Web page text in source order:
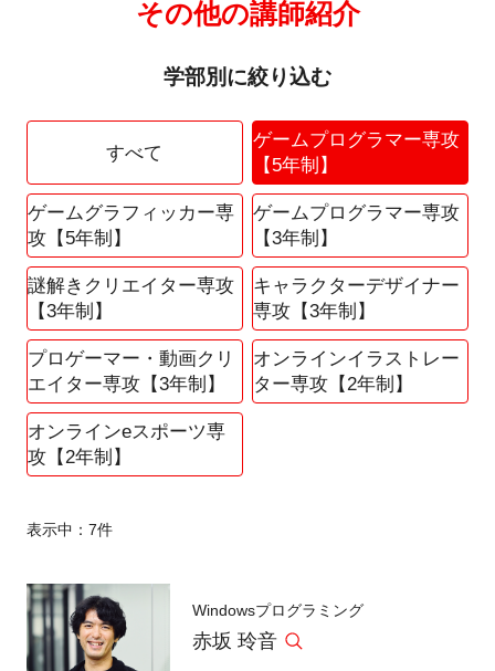
その他の講師紹介
学部別に絞り込む
すべて
ゲームプログラマー専攻
【5年制】
ゲームグラフィッカー専
攻【5年制】
ゲームプログラマー専攻
【3年制】
謎解きクリエイター専攻
【3年制】
キャラクターデザイナー
専攻【3年制】
プロゲーマー・動画クリ
エイター専攻【3年制】
オンラインイラストレー
ター専攻【2年制】
オンラインeスポーツ専
攻【2年制】
表示中： 7件
Windowsプログラミング
赤坂 玲音